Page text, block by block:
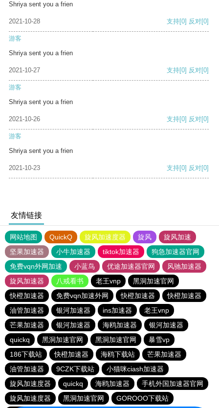
Shriya sent you a frien
2021-10-28 支持[0] 反对[0]
游客
Shriya sent you a frien
2021-10-27 支持[0] 反对[0]
游客
Shriya sent you a frien
2021-10-26 支持[0] 反对[0]
游客
Shriya sent you a frien
2021-10-23 支持[0] 反对[0]
友情链接
网站地图 QuickQ 旋风加速度器 旋风
旋风加速
坚果加速器
小牛加速器 tiktok加速器
狗急加速器官网
免费vqn外网加速
小蓝鸟 优途加速器官网
风驰加速器
旋风加速器
八戒看书 老王vnp
黑洞加速官网
快橙加速器
免费vqn加速外网 快橙加速器
快橙加速器
油管加速器
银河加速器 ins加速器
老王vnp
芒果加速器
银河加速器 海鸥加速器
银河加速器
quickq
黑洞加速官网 黑洞加速官网
暴雪vp
186下载站
快橙加速器 海鸥下载站
芒果加速器
油管加速器
9CZK下载站
小猫咪ciash加速器
旋风加速度器
quickq 海鸥加速器
手机外国加速器官网
旋风加速度器
黑洞加速官网 GOROOO下载站